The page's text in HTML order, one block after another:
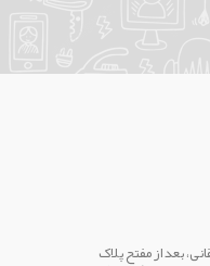
بعد از مفتح پلاک